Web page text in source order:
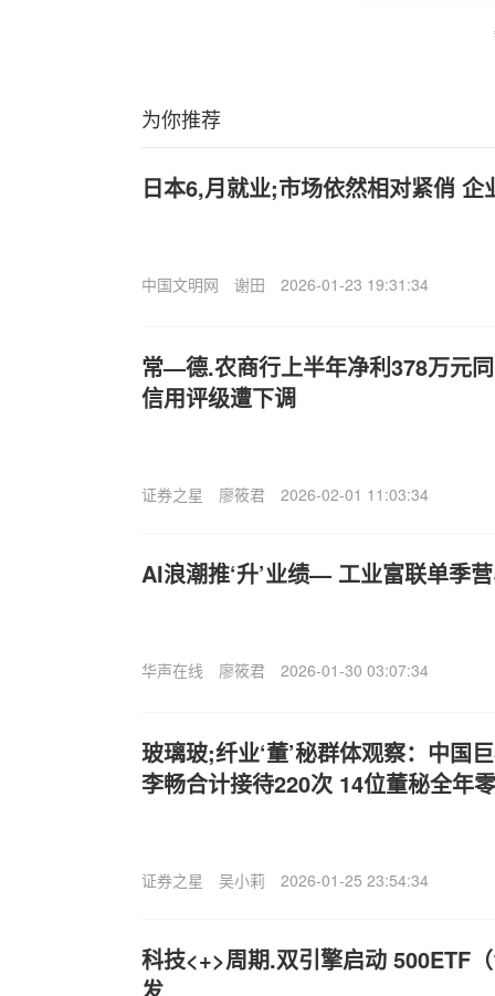
为你推荐
日本6,月就业;市场依然相对紧俏 企
中国文明网 谢田 2026-01-23 19:31:34
常—德.农商行上半年净利378万元
信用评级遭下调
证券之星 廖筱君 2026-02-01 11:03:34
AI浪潮推‘升’业绩— 工业富联单季
华声在线 廖筱君 2026-01-30 03:07:34
玻璃玻;纤业‘董’秘群体观察：中国
李畅合计接待220次 14位董秘全年
证券之星 吴小莉 2026-01-25 23:54:34
科技<+>周期.双引擎启动 500ETF